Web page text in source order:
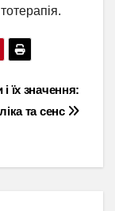
і їх значення:
та сенс